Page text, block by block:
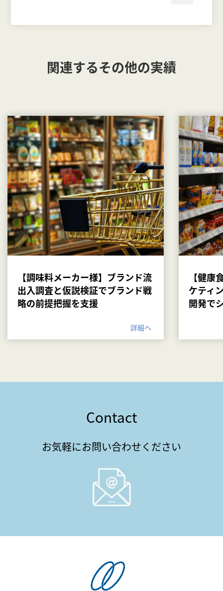
関連するその他の実績
【調味料メーカー様】ブランド流
出入調査と仮説検証でブランド戦
略の前提把握を支援
詳細へ
【健康
ケティ
開発で
Contact
お気軽にお問い合わせください